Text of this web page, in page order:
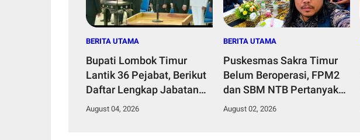
BERITA UTAMA
Bupati Lombok Timur
Lantik 36 Pejabat, Berikut
Daftar Lengkap Jabatan
Lama dan Jabatan Baru
August 04, 2026
BERITA UTAMA
Puskesmas Sakra Timur
Belum Beroperasi, FPM2
dan SBM NTB Pertanyakan
Penempatan Plt Kepala
August 02, 2026